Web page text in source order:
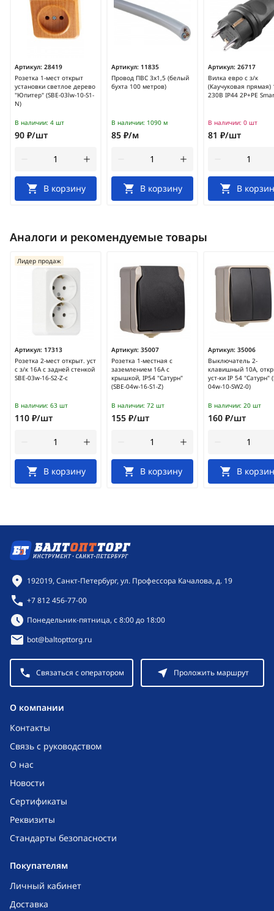
Артикул: 28419
Розетка 1-мест открыт
установки светлое дерево
"Юпитер" (SBE-03lw-10-S1-
N)
В наличии: 4 шт
90 ₽/шт
В корзину
Артикул: 11835
Провод ПВС 3х1,5 (белый
бухта 100 метров)
В наличии: 1090 м
85 ₽/м
В корзину
Артикул: 26717
Вилка евро с з/к
(Каучуковая прямая)
230В IP44 2P+PE
В наличии: 0 шт
81 ₽/шт
В
Аналоги и рекомендуемые товары
Артикул: 17313
Розетка 2-мест открыт. уст
с з/к 16А с задней стенкой
SBE-03w-16-S2-Z-c
Лидер продаж
В наличии: 63 шт
110 ₽/шт
В корзину
Артикул: 35007
Розетка 1-местная с
заземлением 16А с
крышкой, IP54 "Сатурн"
(SBE-04w-16-S1-Z)
В наличии: 72 шт
155 ₽/шт
В корзину
Артикул: 35006
Выключатель 2-
клавишный 10А,
уст-ки IP 54 "Сатурн"
04w-10-SW2-0)
В наличии: 20 шт
160 ₽/шт
В
O компании
Контакты
Связь с руководством
О нас
Новости
Сертификаты
Реквизиты
Стандарты безопасности
Покупателям
Личный кабинет
Доставка
Контактная информация
192019, Санкт-Петербург, ул. Профессора Качалова, д. 19
+7 812 456-77-00
Режим работы:
Понедельник-пятница, с 8:00 до 18:00
bot@baltopttorg.ru
Связаться с оператором Проложить маршрут